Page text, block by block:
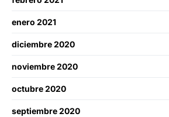
enero 2021
diciembre 2020
noviembre 2020
octubre 2020
septiembre 2020